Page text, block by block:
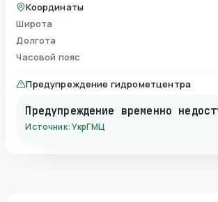
Координаты
Широта
Долгота
Часовой пояс
Предупреждение гидрометцентра
Предупреждение временно
Источник: УкрГМЦ